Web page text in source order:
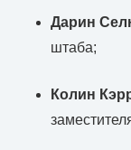
Дарин
штаба;
Колин